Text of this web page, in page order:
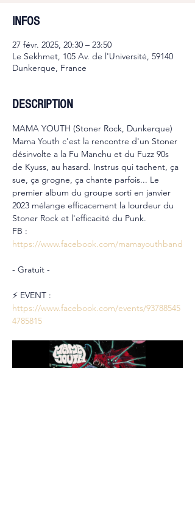
INFOS
27 févr. 2025, 20:30 – 23:50
Le Sekhmet, 105 Av. de l'Université, 59140
Dunkerque, France
DESCRIPTION
MAMA YOUTH (Stoner Rock, Dunkerque)
Mama Youth c'est la rencontre d'un Stoner
désinvolte a la Fu Manchu et du Fuzz 90s
de Kyuss, au hasard. Instrus qui tachent, ça
sue, ça grogne, ça chante parfois... Le
premier album du groupe sorti en janvier
2023 mélange efficacement la lourdeur du
Stoner Rock et l'efficacité du Punk.
FB :
https://www.facebook.com/mamayouthband
- Gratuit -
⚡️ EVENT :
https://www.facebook.com/events/93788545
4785815